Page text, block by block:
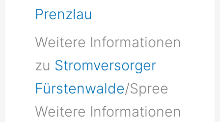
Prenzlau
Weitere Informationen
zu Stromversorger
Fürstenwalde/Spree
Weitere Informationen